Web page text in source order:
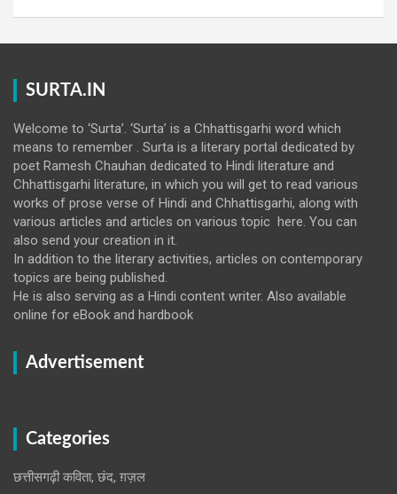
SURTA.IN
Welcome to ‘Surta’. ‘Surta’ is a Chhattisgarhi word which
means to remember . Surta is a literary portal dedicated by
poet Ramesh Chauhan dedicated to Hindi literature and
Chhattisgarhi literature, in which you will get to read various
works of prose verse of Hindi and Chhattisgarhi, along with
various articles and articles on various topic here. You can
also send your creation in it.
In addition to the literary activities, articles on contemporary
topics are being published.
He is also serving as a Hindi content writer. Also available
online for eBook and hardbook
Advertisement
Categories
छत्तीसगढ़ी कविता, छंद, ग़ज़ल